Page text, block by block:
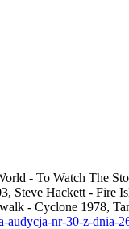
- To Watch The
Steve Hackett - Fire
- Cyclone 1978,
audycja-nr-30-z-dnia-